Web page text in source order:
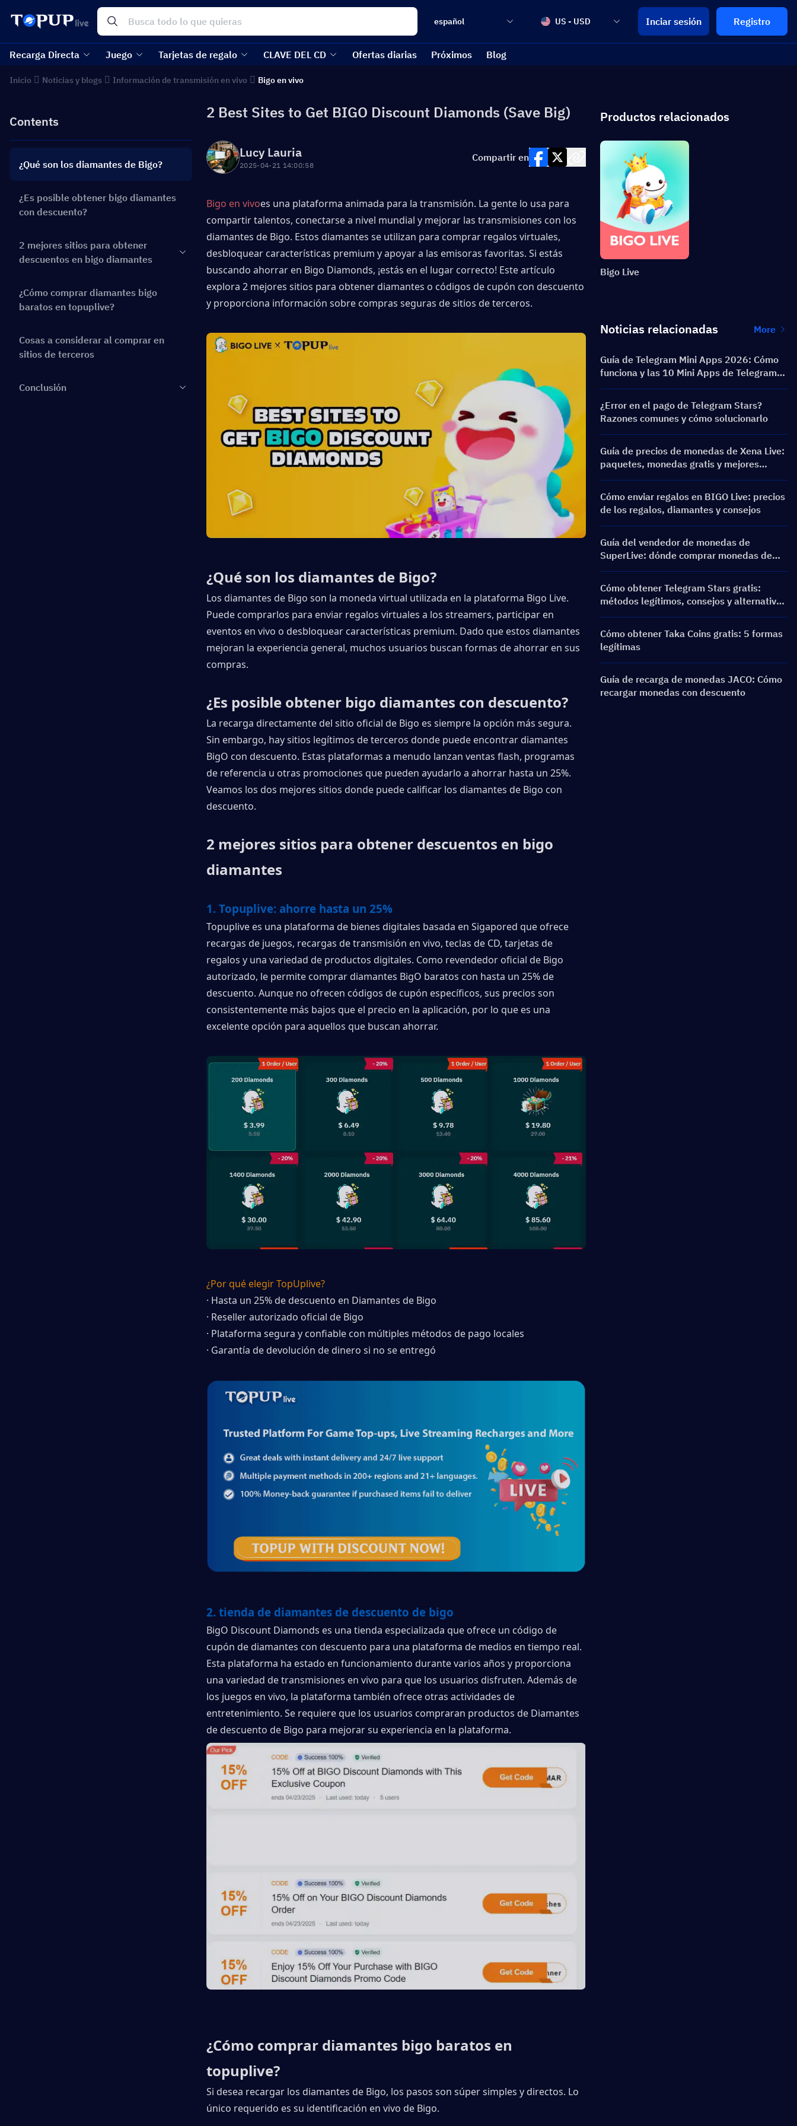
español US - USD Inciar sesión Registro
Recarga Directa Juego Tarjetas de regalo CLAVE DEL CD Ofertas diarias Próximos Blog
Inicio Noticias y blogs Información de transmisión en vivo Bigo en vivo
Contents
¿Qué son los diamantes de Bigo?
¿Es posible obtener bigo diamantes
con descuento?
2 mejores sitios para obtener
descuentos en bigo diamantes
¿Cómo comprar diamantes bigo
baratos en topuplive?
Cosas a considerar al comprar en
sitios de terceros
Conclusión
2 Best Sites to Get BIGO Discount Diamonds (Save Big)
Lucy Lauria
2025-04-21 14:00:58
Compartir en
Bigo en vivoes una plataforma animada para la transmisión. La gente lo usa para
compartir talentos, conectarse a nivel mundial y mejorar las transmisiones con los
diamantes de Bigo. Estos diamantes se utilizan para comprar regalos virtuales,
desbloquear características premium y apoyar a las emisoras favoritas. Si estás
buscando ahorrar en Bigo Diamonds, ¡estás en el lugar correcto! Este artículo
explora 2 mejores sitios para obtener diamantes o códigos de cupón con descuento
y proporciona información sobre compras seguras de sitios de terceros.
¿Qué son los diamantes de Bigo?
Los diamantes de Bigo son la moneda virtual utilizada en la plataforma Bigo Live.
Puede comprarlos para enviar regalos virtuales a los streamers, participar en
eventos en vivo o desbloquear características premium. Dado que estos diamantes
mejoran la experiencia general, muchos usuarios buscan formas de ahorrar en sus
compras.
¿Es posible obtener bigo diamantes con descuento?
La recarga directamente del sitio oficial de Bigo es siempre la opción más segura.
Sin embargo, hay sitios legítimos de terceros donde puede encontrar diamantes
BigO con descuento. Estas plataformas a menudo lanzan ventas flash, programas
de referencia u otras promociones que pueden ayudarlo a ahorrar hasta un 25%.
Veamos los dos mejores sitios donde puede calificar los diamantes de Bigo con
descuento.
2 mejores sitios para obtener descuentos en bigo
diamantes
1. Topuplive: ahorre hasta un 25%
Topuplive es una plataforma de bienes digitales basada en Sigapored que ofrece
recargas de juegos, recargas de transmisión en vivo, teclas de CD, tarjetas de
regalos y una variedad de productos digitales. Como revendedor oficial de Bigo
autorizado, le permite comprar diamantes BigO baratos con hasta un 25% de
descuento. Aunque no ofrecen códigos de cupón específicos, sus precios son
consistentemente más bajos que el precio en la aplicación, por lo que es una
excelente opción para aquellos que buscan ahorrar.
¿Por qué elegir TopUplive?
· Hasta un 25% de descuento en Diamantes de Bigo
· Reseller autorizado oficial de Bigo
· Plataforma segura y confiable con múltiples métodos de pago locales
· Garantía de devolución de dinero si no se entregó
2. tienda de diamantes de descuento de bigo
BigO Discount Diamonds es una tienda especializada que ofrece un código de
cupón de diamantes con descuento para una plataforma de medios en tiempo real.
Esta plataforma ha estado en funcionamiento durante varios años y proporciona
una variedad de transmisiones en vivo para que los usuarios disfruten. Además de
los juegos en vivo, la plataforma también ofrece otras actividades de
entretenimiento. Se requiere que los usuarios compraran productos de Diamantes
de descuento de Bigo para mejorar su experiencia en la plataforma.
¿Cómo comprar diamantes bigo baratos en
topuplive?
Si desea recargar los diamantes de Bigo, los pasos son súper simples y directos. Lo
único requerido es su identificación en vivo de Bigo.
Productos relacionados
Bigo Live
Noticias relacionadas More
Guía de Telegram Mini Apps 2026: Cómo
funciona y las 10 Mini Apps de Telegram
más populares
¿Error en el pago de Telegram Stars?
Razones comunes y cómo solucionarlo
Guía de precios de monedas de Xena Live:
paquetes, monedas gratis y mejores
métodos de recarga
Cómo enviar regalos en BIGO Live: precios
de los regalos, diamantes y consejos
Guía del vendedor de monedas de
SuperLive: dónde comprar monedas de
SuperLive de forma segura y sencilla
Cómo obtener Telegram Stars gratis:
métodos legítimos, consejos y alternativas
seguras
Cómo obtener Taka Coins gratis: 5 formas
legítimas
Guía de recarga de monedas JACO: Cómo
recargar monedas con descuento